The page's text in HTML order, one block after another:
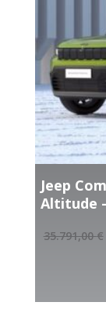
Jeep
Altitude
35.791,00€